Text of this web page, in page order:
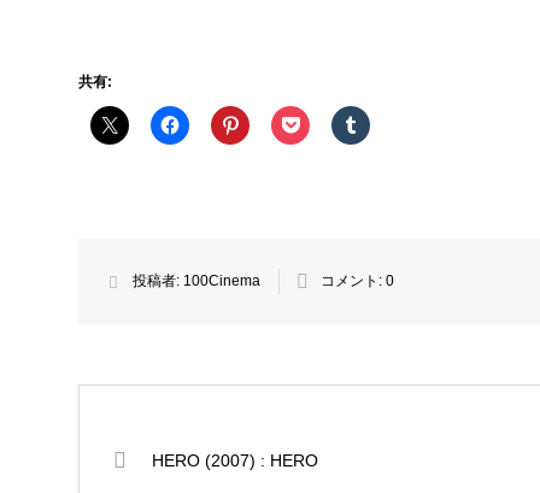
共有:
投稿者: 100Cinema コメント: 0
HERO (2007) : HERO